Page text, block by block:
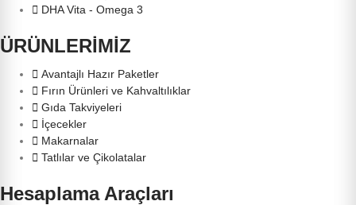
DHA Vita - Omega 3
ÜRÜNLERİMİZ
Avantajlı Hazır Paketler
Fırın Ürünleri ve Kahvaltılıklar
Gıda Takviyeleri
İçecekler
Makarnalar
Tatlılar ve Çikolatalar
Hesaplama Araçları